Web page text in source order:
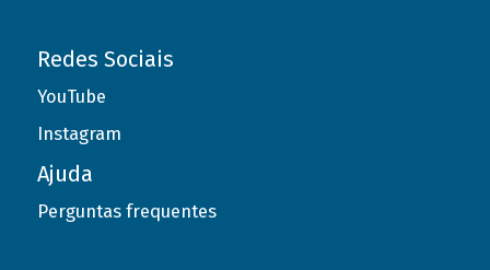
Redes Sociais
YouTube
Instagram
Ajuda
Perguntas frequentes